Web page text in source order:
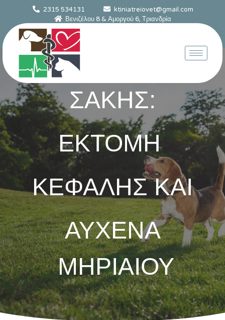
2315 534131
ktiniatreiovet@gmail.com
Βενιζέλου 8 & Αμοργού 6, Τριανδρία
ΣΑΚΗΣ:
ΕΚΤΟΜΗ
ΚΕΦΑΛΗΣ KAI
ΑΥΧΕΝΑ
ΜΗΡΙΑΙΟΥ